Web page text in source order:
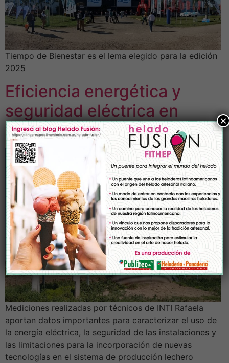
Tiempo de Bienestar es el lema elegido para la edición
2025
Eficiencia energética y
seguridad eléctrica en
tambos
Mediciones realizadas por técnicos de INTI Rafaela
aportan datos importantes para caracterizar el uso de
la energía eléctrica, la seguridad de las instalaciones y
las limitaciones para la incorporación de nuevas
tecnologías en el sistema de producción lechero
×